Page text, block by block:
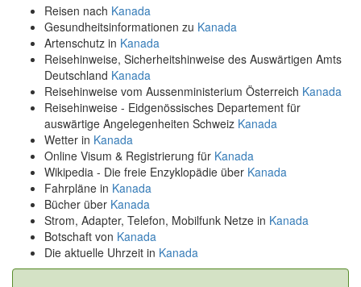
Reisen nach Kanada
Gesundheitsinformationen zu Kanada
Artenschutz in Kanada
Reisehinweise, Sicherheitshinweise des Auswärtigen Amts
Deutschland Kanada
Reisehinweise vom Aussenministerium Österreich Kanada
Reisehinweise - Eidgenössisches Departement für
auswärtige Angelegenheiten Schweiz Kanada
Wetter in Kanada
Online Visum & Registrierung für Kanada
Wikipedia - Die freie Enzyklopädie über Kanada
Fahrpläne in Kanada
Bücher über Kanada
Strom, Adapter, Telefon, Mobilfunk Netze in Kanada
Botschaft von Kanada
Die aktuelle Uhrzeit in Kanada